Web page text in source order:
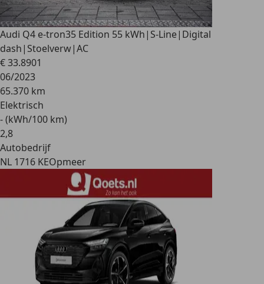
Audi Q4 e-tron35 Edition 55 kWh|S-Line|Digital
dash|Stoelverw|AC
€ 33.8901
06/2023
65.370 km
Elektrisch
- (kWh/100 km)
2,8
Autobedrijf
NL 1716 KEOpmeer